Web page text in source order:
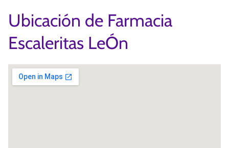
Ubicación de Farmacia
Escaleritas LeÓn